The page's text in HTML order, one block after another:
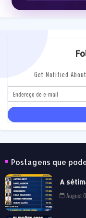
Get Notified
Postagens que
A
August